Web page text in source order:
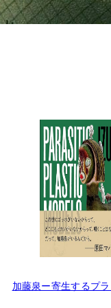
加藤泉ー寄生するプ